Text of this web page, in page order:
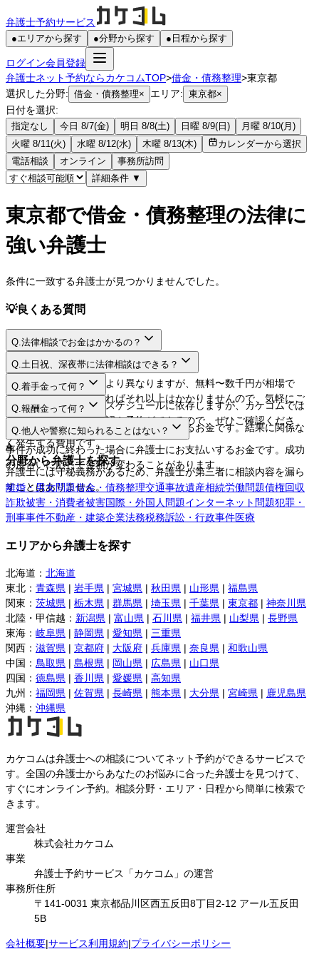
弁護士予約サービス
●エリアから探す ●分野から探す ● 日程から探す
ログイン会員登録
弁護士ネット予約ならカケコムTOP>借金・債務整理>東京都
選択した分野: 借金・債務整理× エリア: 東京都×
日付を選択:
指定なし 今日 8/7(金) 明日 8/8(土) 日曜 8/9(日)
月曜 8/10(月)
火曜 8/11(火)
水曜 8/12(水) 木曜 8/13(木)
カレンダーから選択
電話相談
オンライン
事務所訪問
詳細条件 ▼
東京都で借金・債務整理の法律に
強い弁護士
条件に一致する弁護士が見つかりませんでした。
💡良くある質問
Q.法律相談でお金はかかるの？
A.
法律相談料は弁護士により異なりますが、無料〜数千円が相場で
す。相談するだけであればそれ以上はかかりませんので、気軽にご
利用してください。
Q.土日祝、深夜帯に法律相談はできる？
A.
日程や時間は弁護士のスケジュールに依存しますが、カケコムでは
ネットから空き枠の確認や予約ができるので、ぜひご確認くださ
い。
Q.着手金って何？
A.
弁護士に事件を依頼する際にお支払いするお金です。結果に関係な
く発生する費用です。
Q.報酬金って何？
A.
事件が成功に終わった場合に弁護士にお支払いするお金です。成功
の度合いに応じて金額が変わることがあります。
Q.他人や警察に知られることはない？
A.
弁護士には守秘義務があるため、弁護士が第三者に相談内容を漏ら
すことはありません。
分野から弁護士を探す
離婚・男女問題借金・債務整理交通事故遺産相続労働問題債権回収
詐欺被害・消費者被害国際・外国人問題インターネット問題犯罪・
刑事事件不動産・建築企業法務税務訴訟・行政事件医療
エリアから弁護士を探す
北海道 ： 北海道
東北 ： 青森県 | 岩手県 | 宮城県 | 秋田県 | 山形県 | 福島県
関東 ： 茨城県 | 栃木県 | 群馬県 | 埼玉県 | 千葉県 | 東京都 | 神奈川県
北陸・甲信越 ： 新潟県 | 富山県 | 石川県 | 福井県 | 山梨県 | 長野県
東海 ： 岐阜県 | 静岡県 | 愛知県 | 三重県
関西 ： 滋賀県 | 京都府 | 大阪府 | 兵庫県 | 奈良県 | 和歌山県
中国 ： 鳥取県 | 島根県 | 岡山県 | 広島県 | 山口県
四国 ： 徳島県 | 香川県 | 愛媛県 | 高知県
九州 ： 福岡県 | 佐賀県 | 長崎県 | 熊本県 | 大分県 | 宮崎県 | 鹿児島県
沖縄 ： 沖縄県
カケコムは弁護士への相談についてネット予約ができるサービスで
す。全国の弁護士からあなたのお悩みに合った弁護士を見つけて、
すぐにオンライン予約。相談分野・エリア・日程から簡単に検索で
きます。
運営会社
株式会社カケコム
事業
弁護士予約サービス「カケコム」の運営
事務所住所
〒141-0031 東京都品川区西五反田8丁目2-12 アール五反田
5B
会社概要|サービス利用規約|プライバシーポリシー